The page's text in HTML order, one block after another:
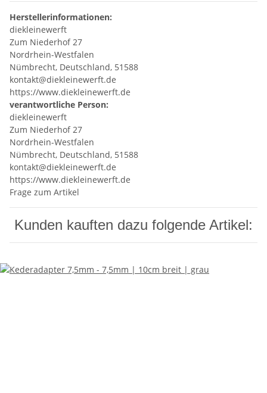
Herstellerinformationen:
diekleinewerft
Zum Niederhof 27
Nordrhein-Westfalen
Nümbrecht, Deutschland, 51588
kontakt@diekleinewerft.de
https://www.diekleinewerft.de
verantwortliche Person:
diekleinewerft
Zum Niederhof 27
Nordrhein-Westfalen
Nümbrecht, Deutschland, 51588
kontakt@diekleinewerft.de
https://www.diekleinewerft.de
Frage zum Artikel
Kunden kauften dazu folgende Artikel: